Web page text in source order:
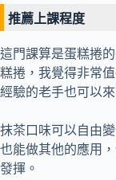
推薦上課程度
這門課算是蛋糕捲
糕捲，我覺得非常
經驗的老手也可以來
抹茶口味可以自由
也能做其他的應用
發揮。